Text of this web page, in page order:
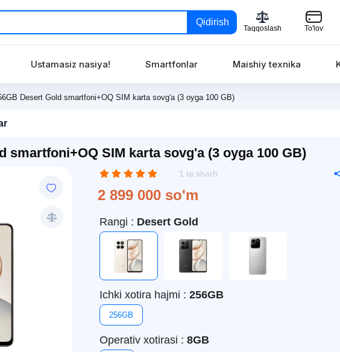
Qidirish
Taqqoslash To'lov
Ustamasiz nasiya! Smartfonlar Maishiy texnika
Desert Gold smartfoni+OQ SIM karta sovg'a (3 oyga 100 GB)
smartfoni+OQ SIM karta sovg'a (3 oyga 100 GB)
1 ta sharh
2 899 000 so'm
Rangi : Desert Gold
Ichki xotira hajmi : 256GB
256GB
Operativ xotirasi : 8GB